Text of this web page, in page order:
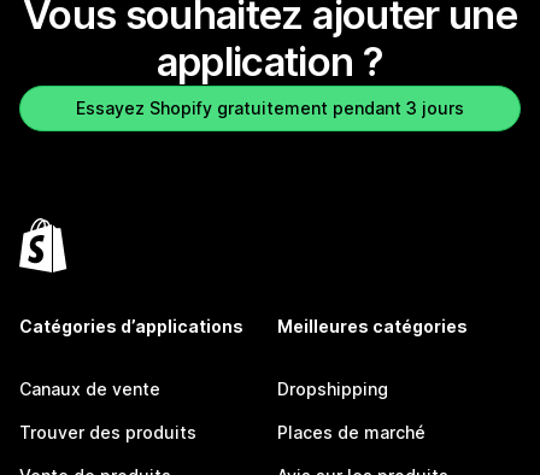
Vous souhaitez ajouter une
application ?
Essayez Shopify gratuitement pendant 3 jours
Catégories d’applications
Canaux de vente
Trouver des produits
Meilleures catégories
Dropshipping
Places de marché